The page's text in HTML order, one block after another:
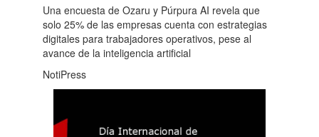
Una encuesta de Ozaru y Púrpura AI revela que
solo 25% de las empresas cuenta con estrategias
digitales para trabajadores operativos, pese al
avance de la inteligencia artificial
NotiPress